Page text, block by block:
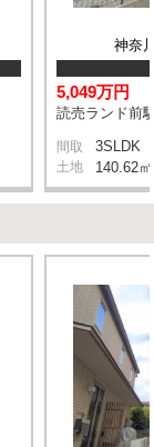
神奈
5,049万円
読売ランド前
間取 3SLDK
土地 140.62㎡